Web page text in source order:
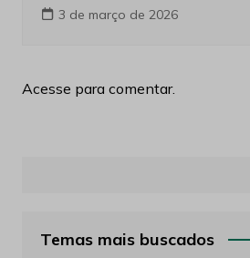
3 de março de 2026
Acesse para comentar.
Temas mais buscados